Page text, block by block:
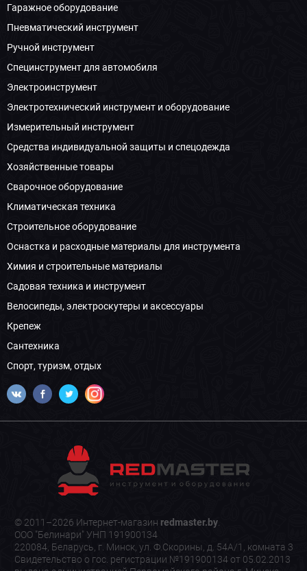
Гаражное оборудование
Пневматический инструмент
Ручной инструмент
Специнструмент для автомобиля
Электроинструмент
Электротехнический инструмент и оборудование
Измерительный инструмент
Средства индивидуальной защиты и спецодежда
Хозяйственные товары
Сварочное оборудование
Климатическая техника
Строительное оборудование
Оснастка и расходные материалы для инструмента
Химия и строительные материалы
Садовая техника и инструмент
Велосипеды, электроскутеры и аксессуары
Крепеж
Сантехника
Спорт, туризм, отдых
© 2011–2026 Интернет-магазин redmaster.by.
ООО "Белинари" УНП 191900134
220084, Беларусь, г. Минск, ул. Ф.Скорины, д. 54А/1, комната 3
Свидетельство о гос. регистрации №191900134 от 05.02.2013